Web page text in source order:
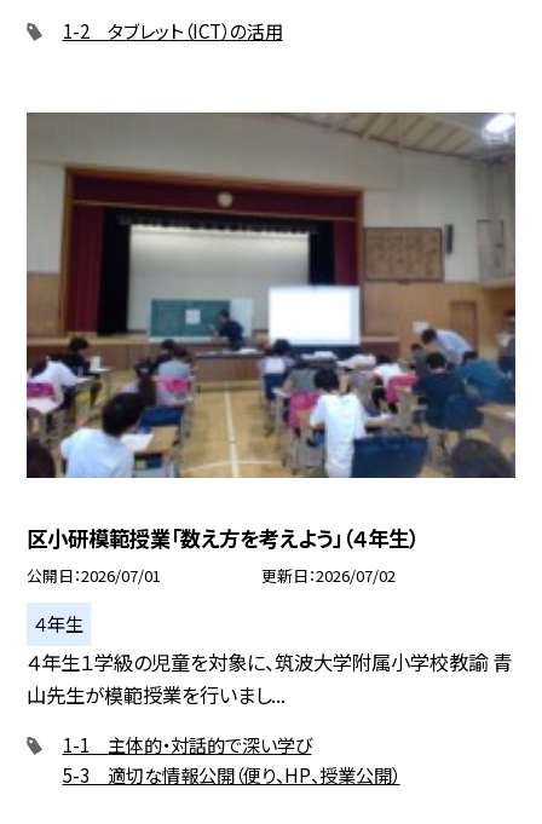
1-2 タブレット（ICT）の活用
区小研模範授業「数え方を考えよう」（４年生）
公開日 2026/07/01 更新日 2026/07/02
４年生
４年生１学級の児童を対象に、筑波大学附属小学校教諭 青
山先生が模範授業を行いまし...
1-1 主体的・対話的で深い学び
5-3 適切な情報公開（便り、HP、授業公開）